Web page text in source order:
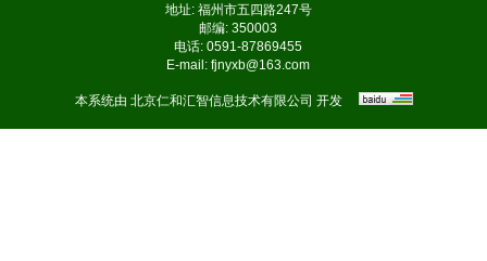
地址: 福州市五四路247号
邮编: 350003
电话: 0591-87869455
E-mail: fjnyxb@163.com
本系统由 北京仁和汇智信息技术有限公司 开发